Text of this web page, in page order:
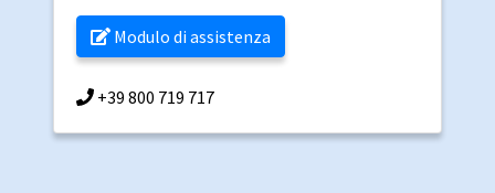
Modulo di assistenza
+39 800 719 717